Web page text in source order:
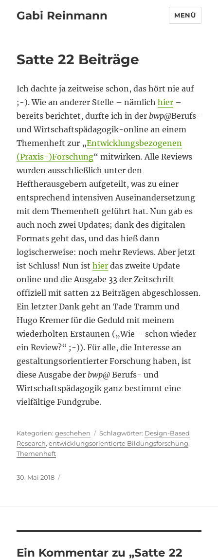
Gabi Reinmann MENÜ
Satte 22 Beiträge
Ich dachte ja zeitweise schon, das hört nie auf
;-). Wie an anderer Stelle – nämlichhier –
bereits berichtet, durfte ich in der bwp@Berufs-
und Wirtschaftspädagogik-online an einem
Themenheft zur „Entwicklungsbezogenen
(Praxis-)Forschung“ mitwirken. Alle Reviews
wurden ausschließlich unter den
Heftherausgebern aufgeteilt, was zu einer
entsprechend intensiven Auseinandersetzung
mit dem Themenheft geführt hat. Nun gab es
auch noch zwei Updates; dank des digitalen
Formats geht das, und das hieß dann
logischerweise: noch mehr Reviews. Aber jetzt
ist Schluss! Nun isthier das zweite Update
online und die Ausgabe 33 der Zeitschrift
offiziell mit satten 22 Beiträgen abgeschlossen.
Ein letzter Dank geht an Tade Tramm und
Hugo Kremer für die Geduld mit meinem
wiederholten Erstaunen („Wie – schon wieder
ein Review?“ ;-)). Für alle, die Interesse an
gestaltungsorientierter Forschung haben, ist
diese Ausgabe der bwp@ Berufs- und
Wirtschaftspädagogik ganz bestimmt eine
vielfältige Fundgrube.
Kategorien
geschehen Schlagwörter
Design-Based
Research,entwicklungsorientierte Bildungsforschung,
Themenheft
Veröffentlicht
30. Mai 2018
Ein Kommentar zu „Satte 22